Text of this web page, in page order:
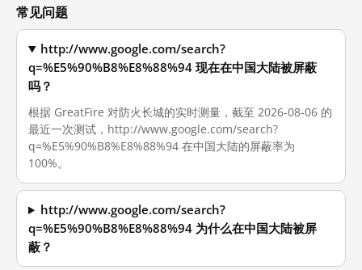
常见问题
http://www.google.com/search?
q=%E5%90%B8%E8%88%94 现在在中国大陆被屏蔽
吗？
根据 GreatFire 对防火长城的实时测量，截至 2026-08-06 的
最近一次测试，http://www.google.com/search?
q=%E5%90%B8%E8%88%94 在中国大陆的屏蔽率为
100%。
http://www.google.com/search?
q=%E5%90%B8%E8%88%94 为什么在中国大陆被屏
蔽？